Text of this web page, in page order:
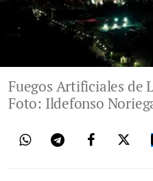
Fuegos Artificiales de
Foto: Ildefonso